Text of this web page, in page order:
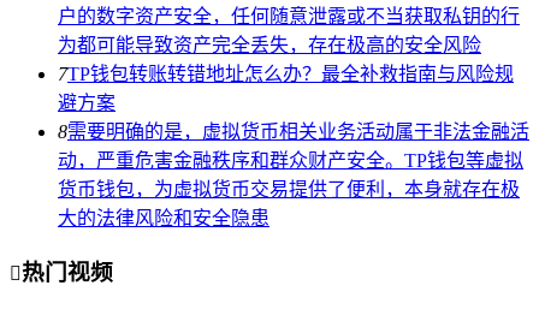
户的数字资产安全，任何随意泄露或不当获取私钥的行
为都可能导致资产完全丢失，存在极高的安全风险
7TP钱包转账转错地址怎么办？最全补救指南与风险规
避方案
8需要明确的是，虚拟货币相关业务活动属于非法金融活
动，严重危害金融秩序和群众财产安全。TP钱包等虚拟
货币钱包，为虚拟货币交易提供了便利，本身就存在极
大的法律风险和安全隐患
热门视频